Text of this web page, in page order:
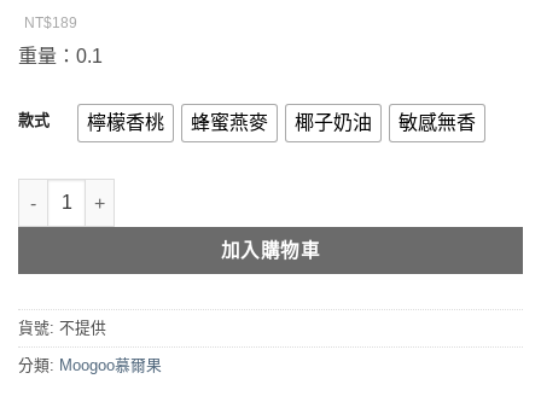
NT$189
重量：0.1
款式 檸檬香桃 蜂蜜燕麥 椰子奶油 敏感無香
MooGoo 止汗香體露60ml (四款味道） 數量
加入購物車
貨號: 不提供
分類: Moogoo慕爾果